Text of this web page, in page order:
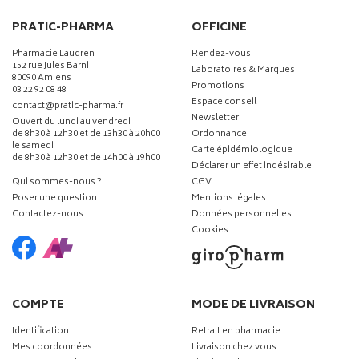
PRATIC-PHARMA
Pharmacie Laudren
152 rue Jules Barni
80090 Amiens
03 22 92 08 48
contact-
@-
pratic-pharma.fr
Ouvert du lundi au vendredi
de 8h30 à 12h30 et de 13h30 à 20h00
le samedi
de 8h30 à 12h30 et de 14h00 à 19h00
Qui sommes-nous ?
Poser une question
Contactez-nous
OFFICINE
Rendez-vous
Laboratoires & Marques
Promotions
Espace conseil
Newsletter
Ordonnance
Carte épidémiologique
Déclarer un effet indésirable
CGV
Mentions légales
Données personnelles
Cookies
COMPTE
Identification
Mes coordonnées
MODE DE LIVRAISON
Retrait en pharmacie
Livraison chez vous